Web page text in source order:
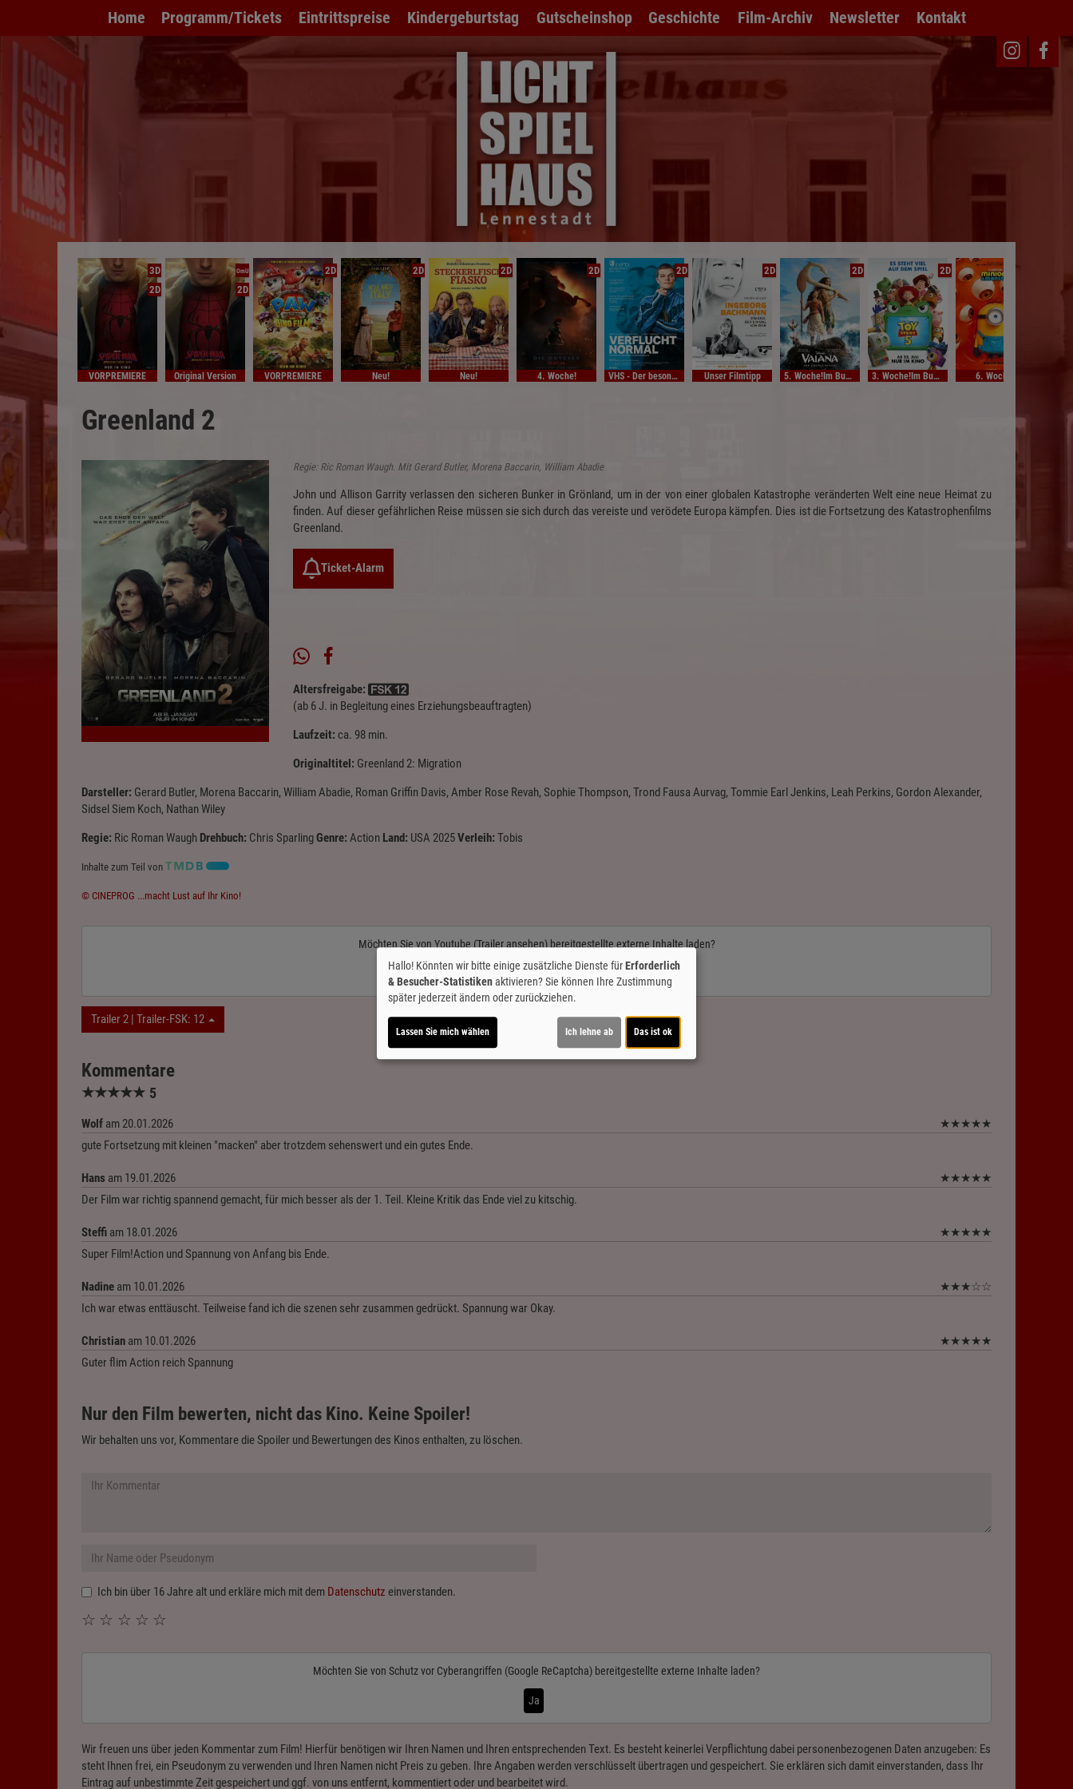
Home Programm/Tickets Eintrittspreise Kindergeburtstag Gutscheinshop Geschichte Film-Archiv Newsletter Kontakt
3D
2D
VORPREMIERE
OmU
2D
Original Version
2D
VORPREMIERE
2D
Neu!
2D
Neu!
2D
4. Woche!
2D
VHS - Der besondere Film
2D
Unser Filmtipp
2D
5. Woche!Im Bundesstart
2D
3. Woche!Im Bundesstart 6. Woche!
Greenland 2
Regie: Ric Roman Waugh. Mit Gerard Butler, Morena Baccarin, William Abadie
John und Allison Garrity verlassen den sicheren Bunker in Grönland, um in der von einer globalen Katastrophe veränderten Welt eine neue Heimat zu
finden. Auf dieser gefährlichen Reise müssen sie sich durch das vereiste und verödete Europa kämpfen. Dies ist die Fortsetzung des Katastrophenfilms
Greenland.
Ticket-Alarm
Altersfreigabe:
(ab 6 J. in Begleitung eines Erziehungsbeauftragten)
Laufzeit: ca. 98 min.
Originaltitel: Greenland 2: Migration
Darsteller: Gerard Butler, Morena Baccarin, William Abadie, Roman Griffin Davis, Amber Rose Revah, Sophie Thompson, Trond Fausa Aurvag, Tommie Earl Jenkins, Leah Perkins, Gordon Alexander,
Sidsel Siem Koch, Nathan Wiley
Regie: Ric Roman Waugh Drehbuch: Chris SparlingGenre: Action Land: USA 2025Verleih: Tobis
Inhalte zum Teil von
© CINEPROG ...macht Lust auf Ihr Kino!
Möchten Sie von Youtube (Trailer ansehen)bereitgestellte externe Inhalte laden?
Ja
Trailer 2 | Trailer-FSK: 12
Kommentare
★★★★★ 5
Wolf am 20.01.2026 ★★★★★
gute Fortsetzung mit kleinen "macken" aber trotzdem sehenswert und ein gutes Ende.
Hans am 19.01.2026 ★★★★★
Der Film war richtig spannend gemacht, für mich besser als der 1. Teil. Kleine Kritik das Ende viel zu kitschig.
Steffi am 18.01.2026 ★★★★★
Super Film!Action und Spannung von Anfang bis Ende.
Nadine am 10.01.2026 ★★★☆☆
Ich war etwas enttäuscht. Teilweise fand ich die szenen sehr zusammen gedrückt. Spannung war Okay.
Christian am 10.01.2026 ★★★★★
Guter flim Action reich Spannung
Nur den Film bewerten, nicht das Kino. Keine Spoiler!
Wir behalten uns vor, Kommentare die Spoiler und Bewertungen des Kinos enthalten, zu löschen.
Ich bin über 16 Jahre alt und erkläre mich mit dem Datenschutz einverstanden.
☆
☆
☆
☆
☆
Möchten Sie von Schutz vor Cyberangriffen (Google ReCaptcha) bereitgestellte externe Inhalte laden?
Ja
Wir freuen uns über jeden Kommentar zum Film! Hierfür benötigen wir Ihren Namen und Ihren entsprechenden Text. Es besteht keinerlei Verpflichtung dabei personenbezogenen Daten anzugeben: Es
steht Ihnen frei, ein Pseudonym zu verwenden und Ihren Namen nicht Preis zu geben. Ihre Angaben werden verschlüsselt übertragen und gespeichert. Sie erklären sich damit einverstanden, dass Ihr
Eintrag auf unbestimmte Zeit gespeichert und ggf. von uns entfernt, kommentiert oder und bearbeitet wird.
Hallo! Könnten wir bitte einige zusätzliche Dienste fürErforderlich
& Besucher-Statistikenaktivieren? Sie können Ihre Zustimmung
später jederzeit ändern oder zurückziehen.
Lassen Sie mich wählen Ich lehne ab Das ist ok